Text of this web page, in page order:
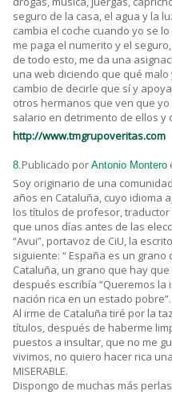
seguro de la casa, el agua y la
cambia el coche cuando yo se
me paga el numerito y el
de todo esto, me da una
una web diciendo que qué
cambio de decirle que sí y
otros hermanos que ven que
salario en detrimento de ellos y
http://www.tmgrupoveritas.com
8.Publicado por Antonio Montero
Soy originario de una
años en Cataluña, cuyo idioma
los títulos de profesor,
que unos días antes de las
“Avui”, portavoz de CiU, la
siguiente: “ España es un
Cataluña, un grano que hay
después escribía “Queremos
nación rica en un estado pobre”.
Al irme de Cataluña tiré por la
títulos, después de haberme
puestos a insultar, que no me
vivimos, no quiero hacer rica
MISERABLE.
Dispongo de muchas más